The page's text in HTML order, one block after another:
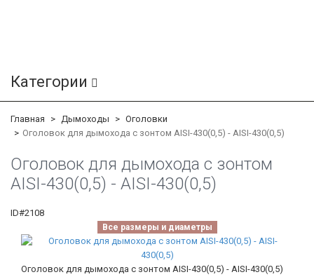
Категории
Главная Дымоходы
Оголовки
Оголовок для дымохода с зонтом AISI-430(0,5) - AISI-430(0,5)
Оголовок для дымохода с зонтом
AISI-430(0,5) - AISI-430(0,5)
ID#2108
Все размеры и диаметры
Оголовок для дымохода с зонтом AISI-430(0,5) - AISI-430(0,5)